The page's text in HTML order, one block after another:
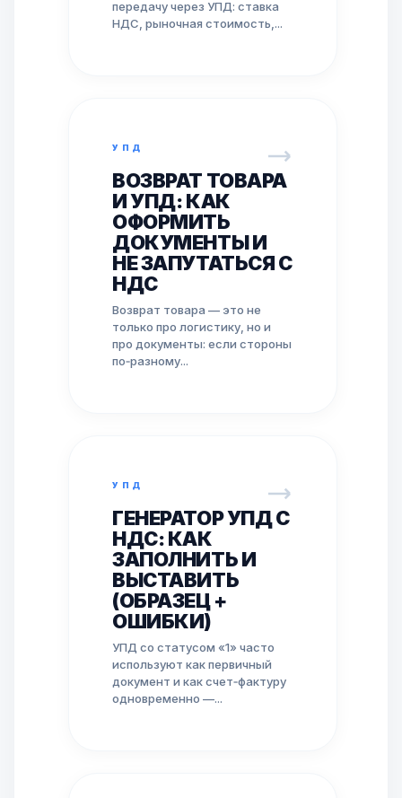
передачу через УПД: ставка
НДС, рыночная стоимость,...
УПД
ВОЗВРАТ ТОВАРА
И УПД: КАК
ОФОРМИТЬ
ДОКУМЕНТЫ И
НЕ ЗАПУТАТЬСЯ С
НДС
Возврат товара — это не
только про логистику, но и
про документы: если стороны
по‑разному...
УПД
ГЕНЕРАТОР УПД С
НДС: КАК
ЗАПОЛНИТЬ И
ВЫСТАВИТЬ
(ОБРАЗЕЦ +
ОШИБКИ)
УПД со статусом «1» часто
используют как первичный
документ и как счет‑фактуру
одновременно —...